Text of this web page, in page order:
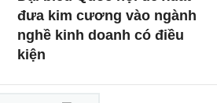
đưa kim cương vào ngành
nghề kinh doanh có điều
kiện